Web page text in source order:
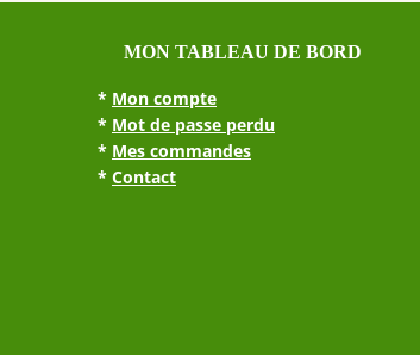
MON TABLEAU DE BORD
* Mon compte
* Mot de passe perdu
* Mes commandes
* Contact